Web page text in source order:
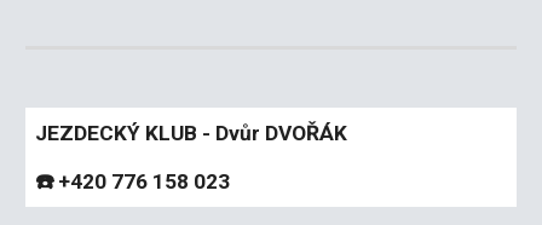
JEZDECKÝ KLUB - Dvůr DVOŘÁK
☎️ +420 776 158 023